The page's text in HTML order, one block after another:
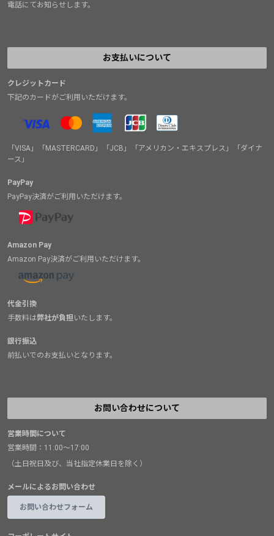
電話にてお知らせします。
お支払いについて
クレジットカード
下記のカードがご利用いただけます。
「VISA」「MASTERCARD」「JCB」「アメリカン・エキスプレス」「ダイナ
ース」
PayPay
PayPay決済がご利用いただけます。
Amazon Pay
Amazon Pay決済がご利用いただけます。
代金引換
手数料は弊社が負担いたします。
銀行振込
前払いでのお支払いとなります。
お問い合わせについて
営業時間について
営業時間：11:00～17:00
（土日祝日及び、当社指定休業日を除く）
メールによるお問い合わせ
お問い合わせフォーム